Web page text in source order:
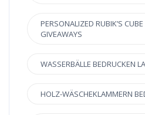
PERSONALIZED RUBIK’S
GIVEAWAYS
WASSERBÄLLE BEDRUCKEN
HOLZ-WÄSCHEKLAMMERN